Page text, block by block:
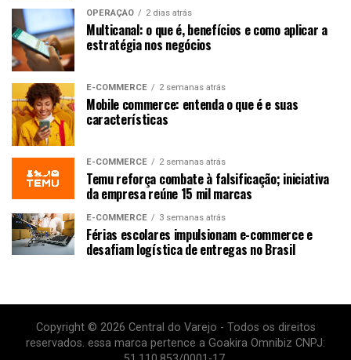
OPERAÇÃO 2 dias atrás
Multicanal: o que é, benefícios e como aplicar a
estratégia nos negócios
E-COMMERCE 2 semanas atrás
Mobile commerce: entenda o que é e suas
características
E-COMMERCE 2 semanas atrás
Temu reforça combate à falsificação; iniciativa
da empresa reúne 15 mil marcas
E-COMMERCE 3 semanas atrás
Férias escolares impulsionam e-commerce e
desafiam logística de entregas no Brasil
Copyright © 2026 Central do Varejo - Todos os direitos
reservados. essa marca pertence a Goakira Omnibiz CNPJ: